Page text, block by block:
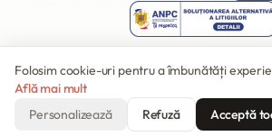
© 2026 Invitatii Online. Toate drepturile
Făcut cu
în România
Folosim cookie-uri pentru a îmbunătăți
Află mai mult
Personalizează
Refuză Acceptă